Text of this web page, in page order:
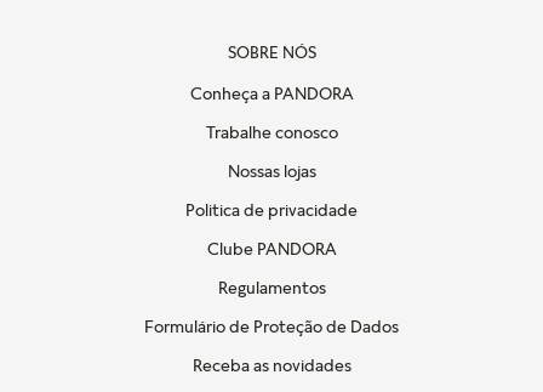
SOBRE NÓS
Conheça a PANDORA
Trabalhe conosco
Nossas lojas
Politica de privacidade
Clube PANDORA
Regulamentos
Formulário de Proteção de Dados
Receba as novidades